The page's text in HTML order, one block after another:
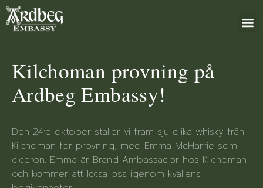
Kilchoman provning på
Ardbeg Embassy!
Den 24:e oktober ställer vi fram sju olika whisky från
Kilchoman för provning, med Emma McHarrie som
ciceron. Emma är Brand Ambassador hos Kilchoman
och kommer att lotsa oss igenom kvällens